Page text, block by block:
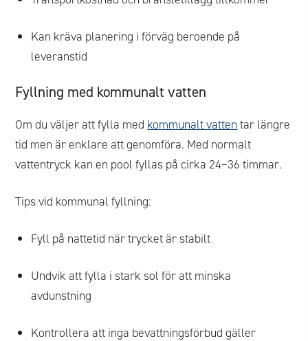
Kan kräva planering i förväg beroende på
leveranstid
Fyllning med kommunalt vatten
Om du väljer att fylla med kommunalt vatten tar längre
tid men är enklare att genomföra. Med normalt
vattentryck kan en pool fyllas på cirka 24–36 timmar.
Tips vid kommunal fyllning:
Fyll på nattetid när trycket är stabilt
Undvik att fylla i stark sol för att minska
avdunstning
Kontrollera att inga bevattningsförbud gäller